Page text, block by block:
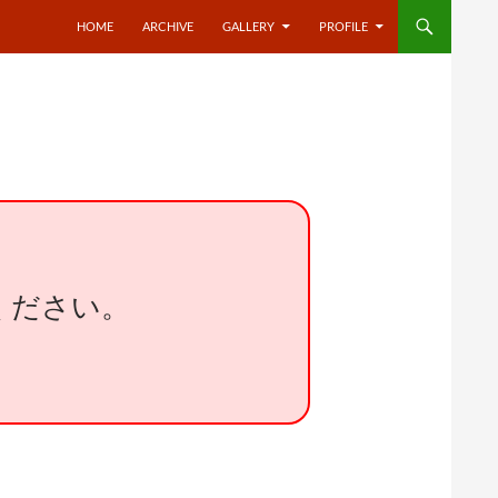
HOME ARCHIVE GALLERY PROFILE
さい。